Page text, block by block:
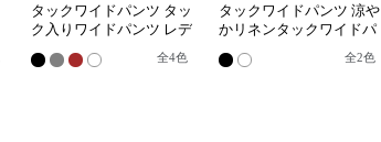
タックワイドパンツ タッ
ク入りワイドパンツ レデ
全4色
タックワイドパンツ 涼や
かリネンタックワイドパ
全2色